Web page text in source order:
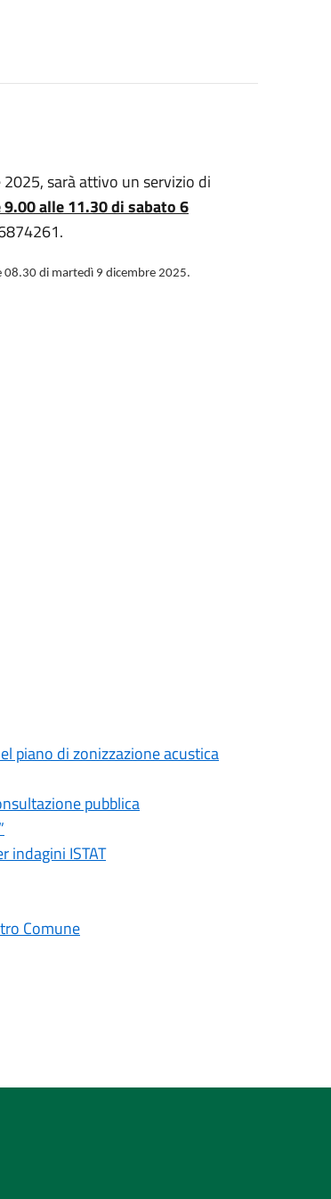
sarà attivo un servizio di
alle 11.30 di sabato 6
08.30 di martedì 9 dicembre 2025.
piano di zonizzazione acustica
pubblica
indagini ISTAT
Comune